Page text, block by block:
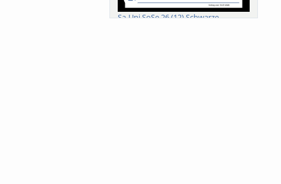
Sa-Uni SoSe 26 (12) Schwarze